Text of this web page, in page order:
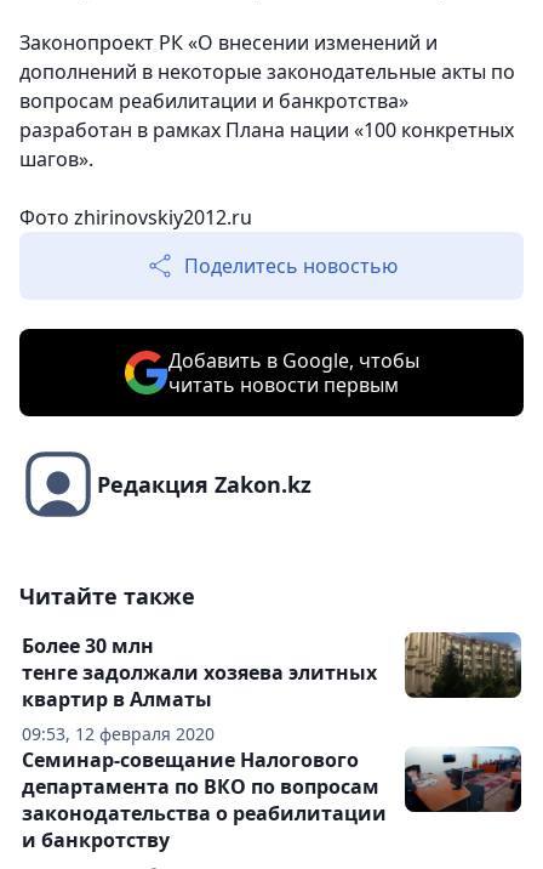
Законопроект РК «О внесении изменений и
дополнений в некоторые законодательные акты по
вопросам реабилитации и банкротства»
разработан в рамках Плана нации «100 конкретных
шагов».
Фото zhirinovskiy2012.ru
Поделитесь новостью
Добавить в Google, чтобы
читать новости первым
Редакция Zakon.kz
Читайте также
09:53, 12 февраля 2020
Более 30 млн
тенге задолжали хозяева элитных
квартир в Алматы
Семинар-совещание Налогового
департамента по ВКО по вопросам
законодательства о реабилитации
и банкротству